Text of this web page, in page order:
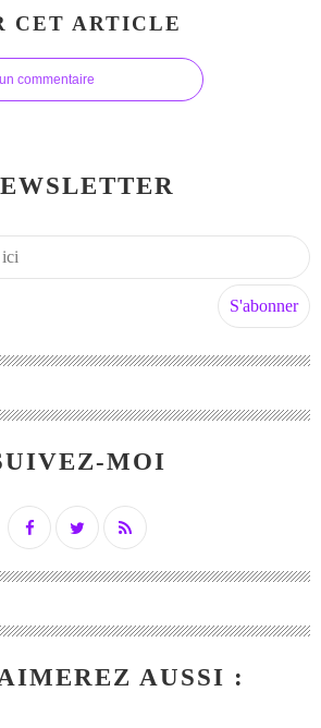
CET ARTICLE
commentaire
MOI
AUSSI :